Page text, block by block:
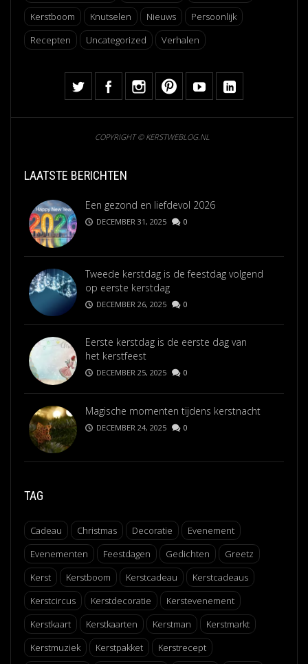
Kerstboom
Knutselen Nieuws
Persoonlijk
Recepten
Uncategorized Verhalen
COPYRIGHT © KERSTWEBLOG.NL
LAATSTE BERICHTEN
Een gezond en liefdevol 2026
DECEMBER 31, 2025 0
Tweede kerstdag is de feestdag volgend
op eerste kerstdag
DECEMBER 26, 2025 0
Eerste kerstdag is de eerste dag van
het kerstfeest
DECEMBER 25, 2025 0
Magische momenten tijdens kerstnacht
DECEMBER 24, 2025 0
TAG
Cadeau Christmas Decoratie
Evenement
Evenementen
Feestdagen Gedichten
Greetz
Kerst
Kerstboom Kerstcadeau
Kerstcadeaus
Kerstcircus
Kerstdecoratie
Kerstevenement
Kerstkaart
Kerstkaarten Kerstman
Kerstmarkt
Kerstmuziek
Kerstpakket Kerstrecept